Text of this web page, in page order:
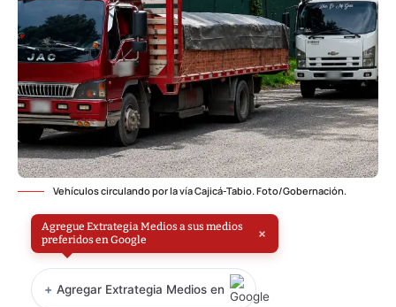
Vehículos circulando por la vía Cajicá-Tabio. Foto/Gobernación.
Agregue Extrategia Medios a sus medios
preferidos en Google
×
+ Agregar Extrategia Medios en